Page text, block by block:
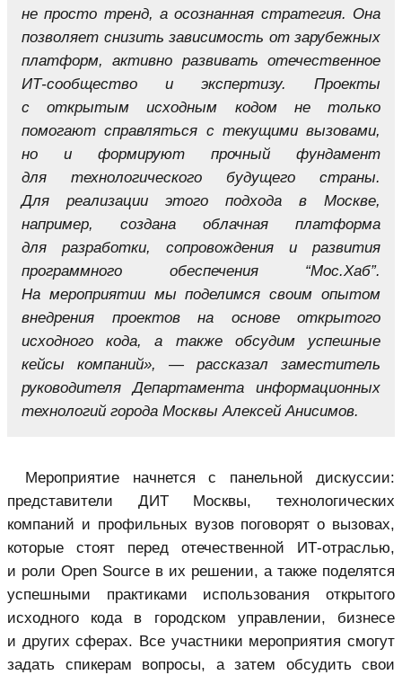
не просто тренд, а осознанная стратегия. Она
позволяет снизить зависимость от зарубежных
платформ, активно развивать отечественное
ИТ‑сообщество и экспертизу. Проекты
с открытым исходным кодом не только
помогают справляться с текущими вызовами,
но и формируют прочный фундамент
для технологического будущего страны.
Для реализации этого подхода в Москве,
например, создана облачная платформа
для разработки, сопровождения и развития
программного обеспечения “Мос.Хаб”.
На мероприятии мы поделимся своим опытом
внедрения проектов на основе открытого
исходного кода, а также обсудим успешные
кейсы компаний», — рассказал заместитель
руководителя Департамента информационных
технологий города Москвы Алексей Анисимов.
Мероприятие начнется с панельной дискуссии:
представители ДИТ Москвы, технологических
компаний и профильных вузов поговорят о вызовах,
которые стоят перед отечественной ИТ-отраслью,
и роли Open Source в их решении, а также поделятся
успешными практиками использования открытого
исходного кода в городском управлении, бизнесе
и других сферах. Все участники мероприятия смогут
задать спикерам вопросы, а затем обсудить свои